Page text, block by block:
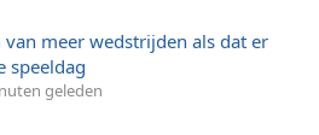
meer wedstrijden als dat er
speeldag
geleden